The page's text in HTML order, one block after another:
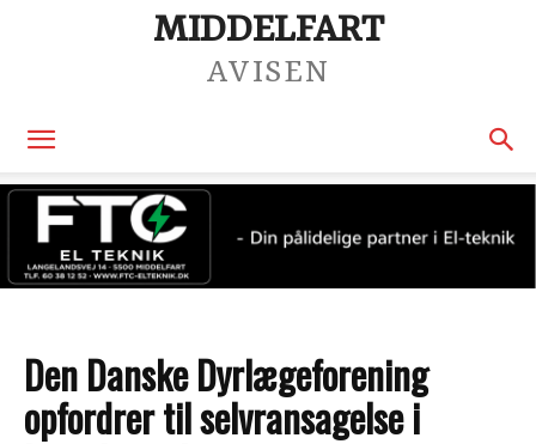
MIDDELFART
AVISEN
Den Danske Dyrlægeforening
opfordrer til selvransagelse i